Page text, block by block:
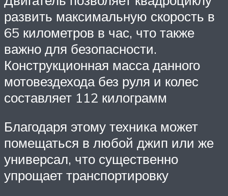
развить максимальную скорость в
65 километров в час, что также
важно для безопасности.
Конструкционная масса данного
мотовездехода без руля и колес
составляет 112 килограмм
Благодаря этому техника может
помещаться в любой джип или же
универсал, что существенно
упрощает транспортировку